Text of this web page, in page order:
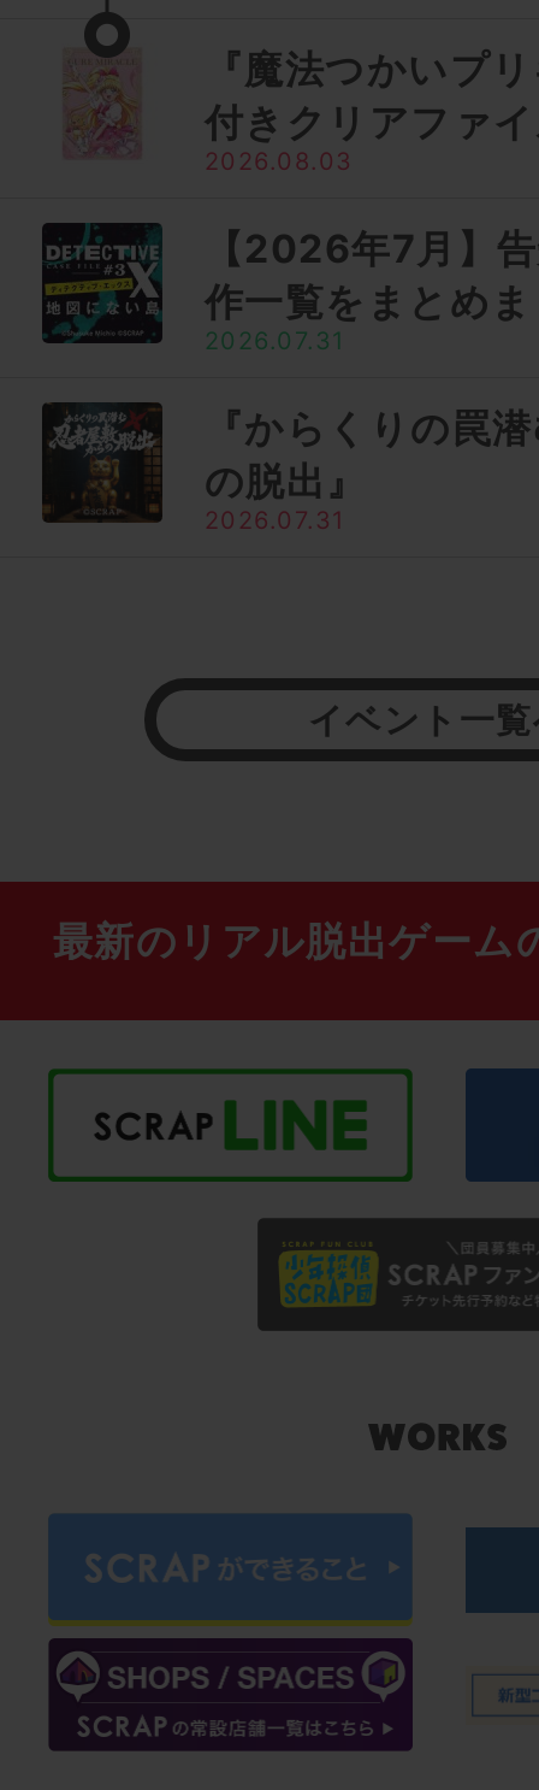
『魔法つかいプ
付きクリアファ
2026.08.03
【2026年7月】
作一覧をまとめ
2026.07.31
『からくりの罠
の脱出』
2026.07.31
イベント一
最新のリアル脱出ゲーム